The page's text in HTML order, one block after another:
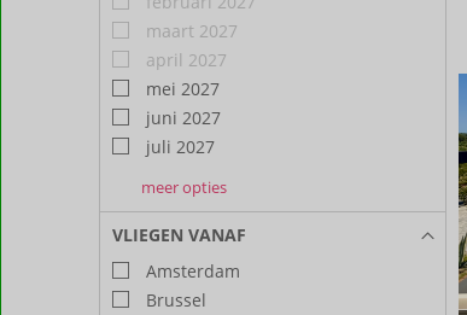
maart 2027
april 2027
mei 2027
juni 2027
juli 2027
augustus
2027
september
2027
meer opties
VLIEGEN VANAF
Amsterdam
Brussel